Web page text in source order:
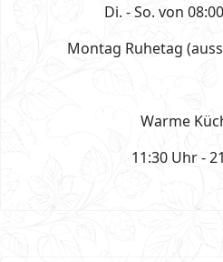
Di. - So. von
Montag Ruhetag
Warme
11:30 Uhr -